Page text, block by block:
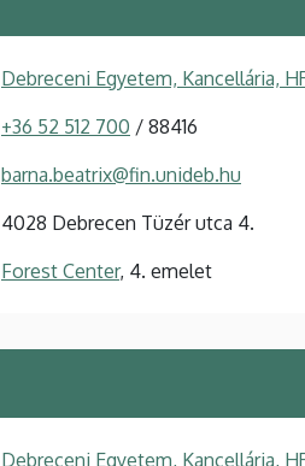
Debreceni Egyetem, Kancellária,
+36 52 512 700 / 88416
barna.beatrix@fin.unideb.hu
4028 Debrecen Tüzér utca 4.
Forest Center, 4. emelet
Debreceni Egyetem, Kancellária,